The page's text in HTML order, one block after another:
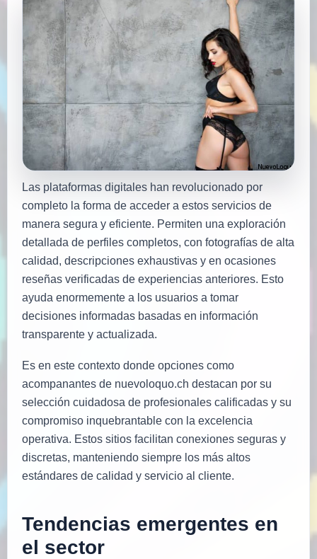
Las plataformas digitales han revolucionado por
completo la forma de acceder a estos servicios de
manera segura y eficiente. Permiten una exploración
detallada de perfiles completos, con fotografías de alta
calidad, descripciones exhaustivas y en ocasiones
reseñas verificadas de experiencias anteriores. Esto
ayuda enormemente a los usuarios a tomar
decisiones informadas basadas en información
transparente y actualizada.
Es en este contexto donde opciones como
acompanantes de nuevoloquo.ch destacan por su
selección cuidadosa de profesionales calificadas y su
compromiso inquebrantable con la excelencia
operativa. Estos sitios facilitan conexiones seguras y
discretas, manteniendo siempre los más altos
estándares de calidad y servicio al cliente.
Tendencias emergentes en
el sector